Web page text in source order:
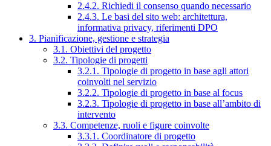
2.4.2. Richiedi il consenso quando necessario
2.4.3. Le basi del sito web: architettura,
informativa privacy, riferimenti DPO
3. Pianificazione, gestione e strategia
3.1. Obiettivi del progetto
3.2. Tipologie di progetti
3.2.1. Tipologie di progetto in base agli attori
coinvolti nel servizio
3.2.2. Tipologie di progetto in base al focus
3.2.3. Tipologie di progetto in base all’ambito di
intervento
3.3. Competenze, ruoli e figure coinvolte
3.3.1. Coordinatore di progetto